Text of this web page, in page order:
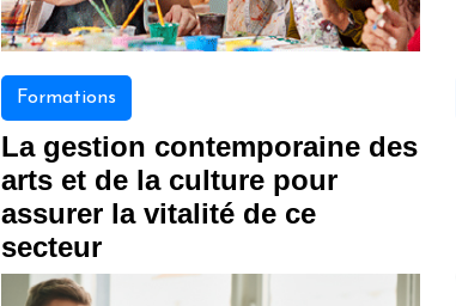
Formations
La gestion contemporaine des
arts et de la culture pour
assurer la vitalité de ce
secteur